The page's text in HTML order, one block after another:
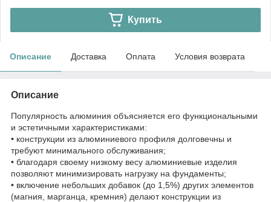
Купить
Описание Доставка Оплата Условия возврата
Описание
Популярность алюминия объясняется его функциональными
и эстетичными характеристиками:
• конструкции из алюминиевого профиля долговечны и
требуют минимального обслуживания;
• благодаря своему низкому весу алюминиевые изделия
позволяют минимизировать нагрузку на фундаменты;
• включение небольших добавок (до 1,5%) других элементов
(магния, марганца, кремния) делают конструкции из